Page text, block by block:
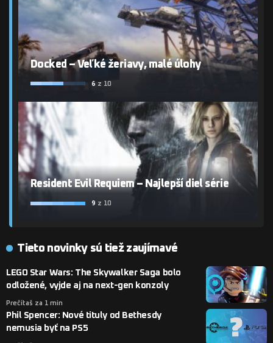
Docked – Veľké žeriavy, malé úlohy
6 z 10
Resident Evil Requiem – Najlepší diel série
9 z 10
Tieto novinky sú tiež zaujímavé
LEGO Star Wars: The Skywalker Saga bolo
odložené, vyjde aj na next-gen konzoly
Prečítaš za 1 min
Phil Spencer: Nové tituly od Bethesdy
nemusia byť na PS5